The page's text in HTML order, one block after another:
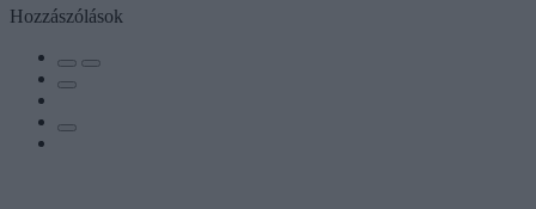
Hozzászólások